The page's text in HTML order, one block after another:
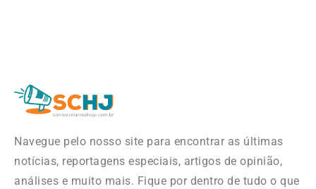
Navegue pelo nosso site para encontrar as últimas
notícias, reportagens especiais, artigos de opinião,
análises e muito mais. Fique por dentro de tudo o que